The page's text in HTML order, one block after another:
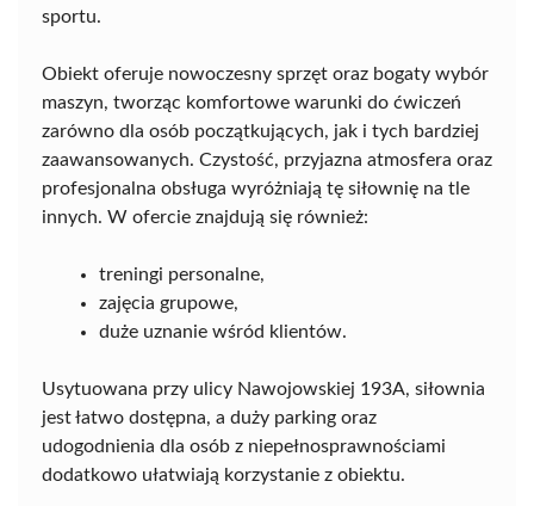
sportu.
Obiekt oferuje nowoczesny sprzęt oraz bogaty wybór
maszyn, tworząc komfortowe warunki do ćwiczeń
zarówno dla osób początkujących, jak i tych bardziej
zaawansowanych. Czystość, przyjazna atmosfera oraz
profesjonalna obsługa wyróżniają tę siłownię na tle
innych. W ofercie znajdują się również:
treningi personalne,
zajęcia grupowe,
duże uznanie wśród klientów.
Usytuowana przy ulicy Nawojowskiej 193A, siłownia
jest łatwo dostępna, a duży parking oraz
udogodnienia dla osób z niepełnosprawnościami
dodatkowo ułatwiają korzystanie z obiektu.